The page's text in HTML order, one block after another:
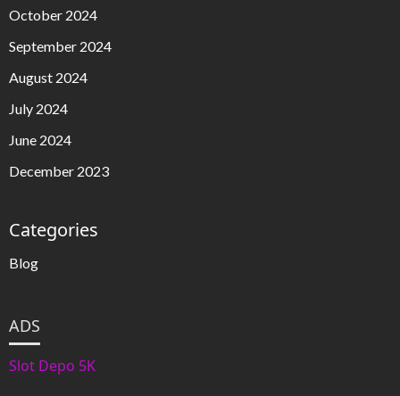
October 2024
September 2024
August 2024
July 2024
June 2024
December 2023
Categories
Blog
ADS
Slot Depo 5K